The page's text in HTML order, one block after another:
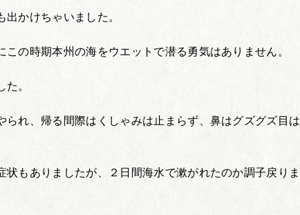
かけちゃいました。
の時期本州の海をウエットで潜る勇気はありません。
。
られ、帰る間際はくしゃみは止まらず、鼻はグズグズ目は
もありましたが、２日間海水で漱がれたのか調子戻りま